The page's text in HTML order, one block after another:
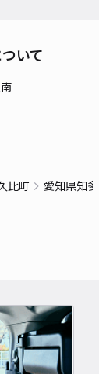
いて
比町 愛知県知